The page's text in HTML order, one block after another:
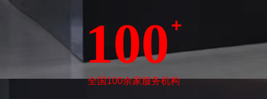
100+
全国100余家服务机构